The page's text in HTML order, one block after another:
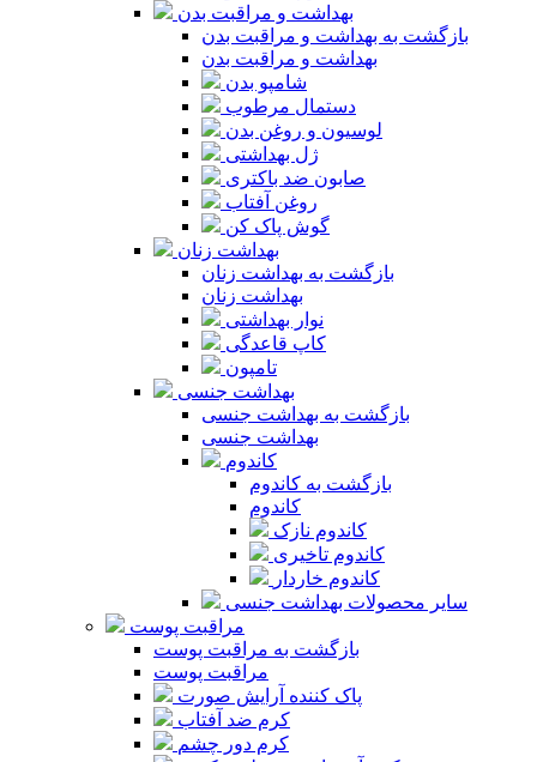
بهداشت و مراقبت بدن
بازگشت به بهداشت و مراقبت بدن
بهداشت و مراقبت بدن
شامپو بدن
دستمال مرطوب
لوسیون و روغن بدن
ژل بهداشتی
صابون ضد باکتری
روغن آفتاب
گوش پاک کن
بهداشت زنان
بازگشت به بهداشت زنان
بهداشت زنان
نوار بهداشتی
کاپ قاعدگی
تامپون
بهداشت جنسی
بازگشت به بهداشت جنسی
بهداشت جنسی
کاندوم
بازگشت به کاندوم
کاندوم
کاندوم نازک
کاندوم تاخیری
کاندوم خاردار
سایر محصولات بهداشت جنسی
مراقبت پوست
بازگشت به مراقبت پوست
مراقبت پوست
پاک کننده آرایش صورت
کرم ضد آفتاب
کرم دور چشم